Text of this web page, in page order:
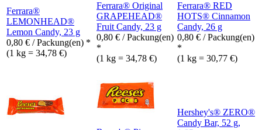
Ferrara®
LEMONHEAD®
Lemon Candy, 23 g
0,80 € / Packung(en) *
(1 kg = 34,78 €)
Ferrara® Original
GRAPEHEAD®
Fruit Candy, 23 g
0,80 € / Packung(en)
*
(1 kg = 34,78 €)
Ferrara® RED
HOTS® Cinnamon
Candy, 26 g
0,80 € / Packung(en)
*
(1 kg = 30,77 €)
Hershey's® ZERO®
Candy Bar, 52 g,